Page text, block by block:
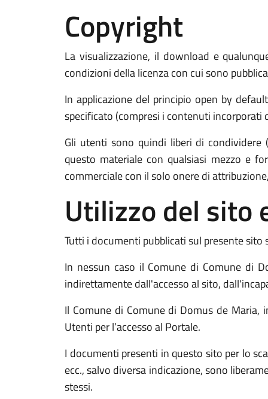
Copyright
La visualizzazione, il download e
condizioni della licenza con cui sono
In applicazione del principio open by
specificato (compresi i contenuti incorporati
Gli utenti sono quindi liberi di condividere
questo materiale con qualsiasi mezzo e
commerciale con il solo onere di
Utilizzo del sito
Tutti i documenti pubblicati sul presente
In nessun caso il Comune di Comune di
indirettamente dall'accesso al sito,
Il Comune di Comune di Domus de
Utenti per l’accesso al Portale.
I documenti presenti in questo sito per lo
ecc., salvo diversa indicazione, sono
stessi.